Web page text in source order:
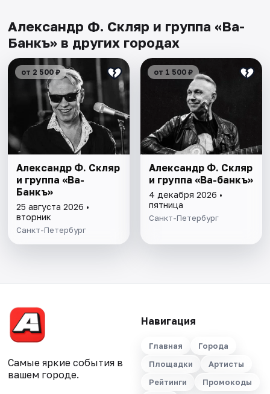
Александр Ф. Скляр и группа «Ва-
Банкъ» в других городах
от 2 500 ₽
Александр Ф. Скляр
и группа «Ва-
Банкъ»
25 августа 2026 •
вторник
Санкт-Петербург
от 1 500 ₽
Александр Ф. Скляр
и группа «Ва-банкъ»
4 декабря 2026 •
пятница
Санкт-Петербург
Самые яркие события в
вашем городе.
Навигация
Главная
Города
Площадки
Артисты
Рейтинги
Промокоды